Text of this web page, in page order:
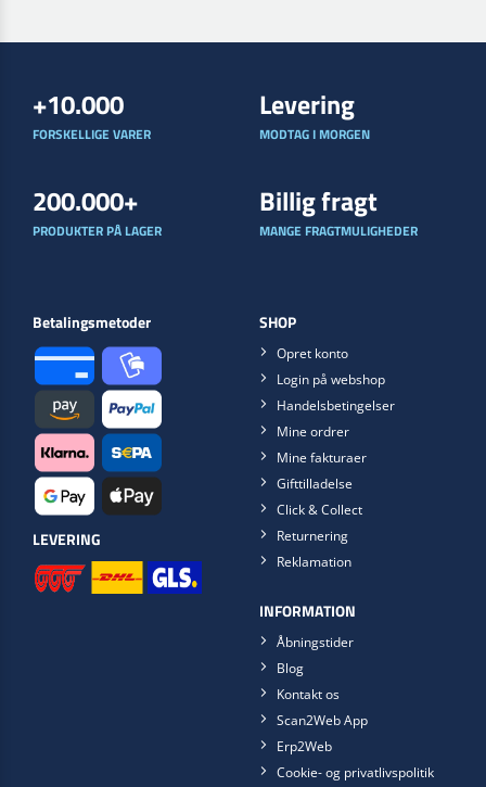
+10.000
FORSKELLIGE VARER
Levering
MODTAG I MORGEN
200.000+
PRODUKTER PÅ LAGER
Billig fragt
MANGE FRAGTMULIGHEDER
Betalingsmetoder
LEVERING
SHOP
Opret konto
Login på webshop
Handelsbetingelser
Mine ordrer
Mine fakturaer
Gifttilladelse
Click & Collect
Returnering
Reklamation
INFORMATION
Åbningstider
Blog
Kontakt os
Scan2Web App
Erp2Web
Cookie- og privatlivspolitik